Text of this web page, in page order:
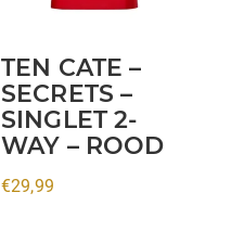
TEN CATE –
SECRETS –
SINGLET 2-
WAY – ROOD
€29,99
kan
gekozen
worden
op
de